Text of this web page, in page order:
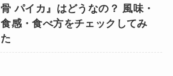
骨 パイカ』はどうなの？ 風味・
食感・食べ方をチェックしてみ
た